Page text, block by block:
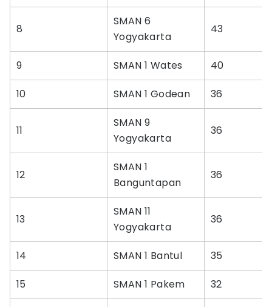
8
SMAN 6
Yogyakarta
43
9 SMAN 1 Wates 40
10 SMAN 1 Godean 36
11
SMAN 9
Yogyakarta
36
12
SMAN 1
Banguntapan
36
13
SMAN 11
Yogyakarta
36
14 SMAN 1 Bantul 35
15 SMAN 1 Pakem 32